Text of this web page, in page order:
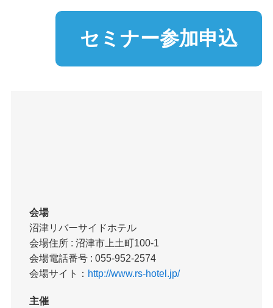
セミナー参加申込
会場
沼津リバーサイドホテル
会場住所 : 沼津市上土町100-1
会場電話番号 : 055-952-2574
会場サイト： http://www.rs-hotel.jp/
主催